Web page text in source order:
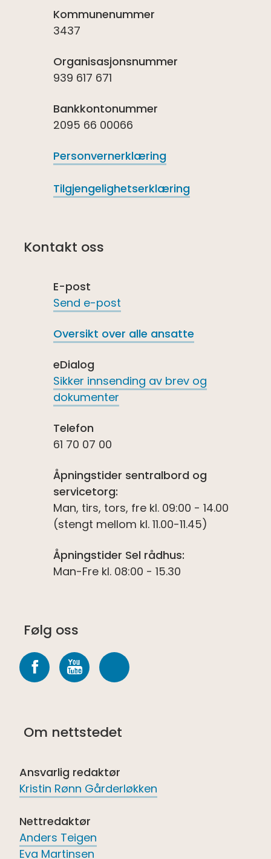
Kommunenummer
3437
Organisasjonsnummer
939 617 671
Bankkontonummer
2095 66 00066
Personvernerklæring
Tilgjengelighetserklæring
Kontakt oss
E-post
Send e-post
Oversikt over alle ansatte
eDialog
Sikker innsending av brev og
dokumenter
Telefon
61 70 07 00
Åpningstider sentralbord og
servicetorg:
Man, tirs, tors, fre kl. 09:00 - 14.00
(stengt mellom kl. 11.00-11.45)
Åpningstider Sel rådhus:
Man-Fre kl. 08:00 - 15.30
Følg oss
FacebookyoutubeSpotify
Om nettstedet
Ansvarlig redaktør
Kristin Rønn Gårderløkken
Nettredaktør
Anders Teigen
Eva Martinsen